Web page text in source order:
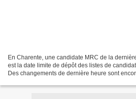
En Charente, une candidate MRC de la
est la date limite de dépôt des listes de
Des changements de dernière heure sont